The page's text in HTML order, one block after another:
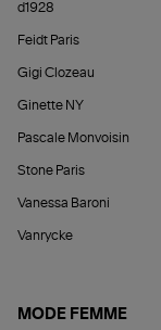
d1928
Feidt Paris
Gigi Clozeau
Ginette NY
Pascale Monvoisin
Stone Paris
Vanessa Baroni
Vanrycke
MODE FEMME